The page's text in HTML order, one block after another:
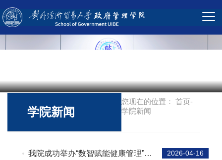
您现在的位置： 首页-
学院新闻
学院新闻
我院成功举办“数智赋能健康管理”专
2026-04-16